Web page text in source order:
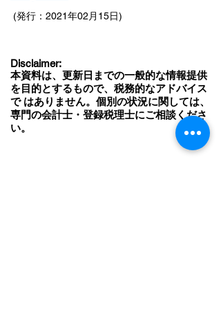
(発行：2021年02月15日)
Disclaimer:
本資料は、更新日までの一般的な情報提供
を目的とするもので、税務的なアドバイス
で はありません。個別の状況に関しては、
専門の会計士・登録税理士にご相談くださ
い。